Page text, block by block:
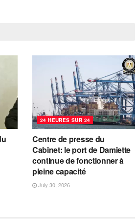
24 HEURES SUR 24
Centre de presse du
Cabinet: le port de Damiette
continue de fonctionner à
pleine capacité
July 30, 2026